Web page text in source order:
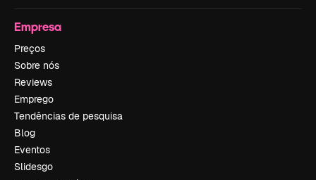
Empresa
Preços
Sobre nós
Reviews
Emprego
Tendências de pesquisa
Blog
Eventos
Slidesgo